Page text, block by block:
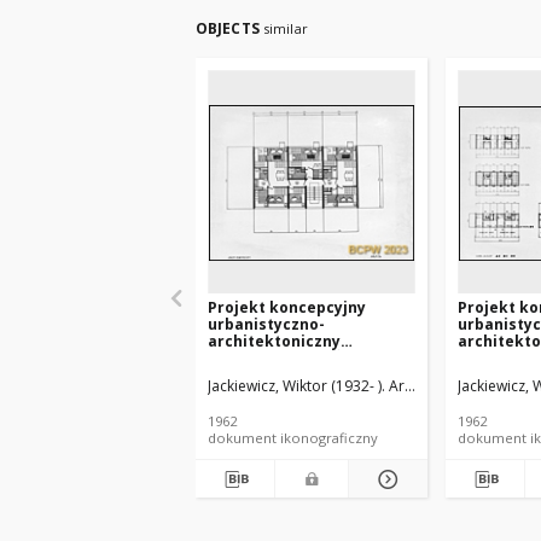
OBJECTS similar
Projekt koncepcyjny
urbanistyczno-
architektoniczny
Polskiego w Szczecinie -
Konkurs SARP nr 339 :
Zdj. 3, Sekcja powtarzalna
Jackiewicz, Wiktor (1932- ). Architekt
1962
dokument ikonograficzny
Projekt
Polskiego
Konkurs
Zdj. 2,
A-1, B-1, C-
Jackiewicz,
1962
dokument